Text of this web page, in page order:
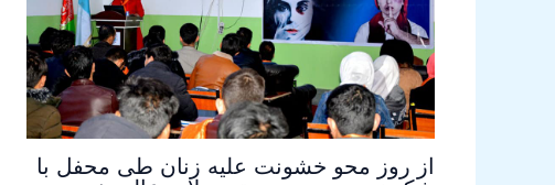
از روز محو خشونت علیه زنان طی محفل با